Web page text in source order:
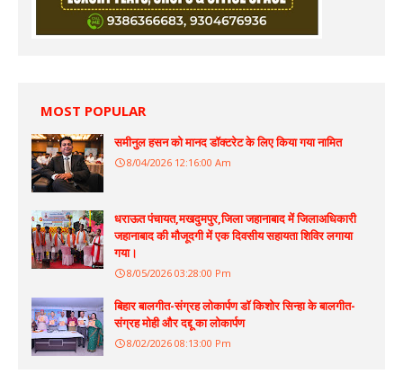
MOST POPULAR
समीनुल हसन को मानद डॉक्टरेट के लिए किया गया नामित
8/04/2026 12:16:00 Am
धराऊत पंचायत,मखदुमपुर,जिला जहानाबाद में जिलाअधिकारी
जहानाबाद की मौजूदगी में एक दिवसीय सहायता शिविर लगाया
गया।
8/05/2026 03:28:00 Pm
बिहार बालगीत-संग्रह लोकार्पण डॉ किशोर सिन्हा के बालगीत-
संग्रह मोही और दद्दू का लोकार्पण
8/02/2026 08:13:00 Pm